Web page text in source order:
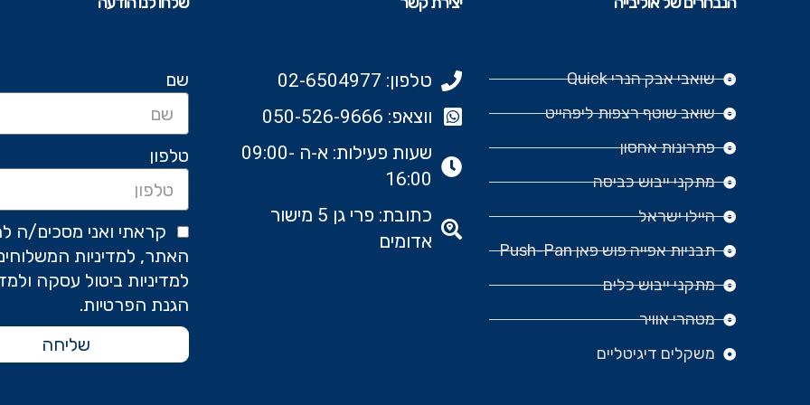
שואבי אבק הנרי Quick
שואב שוטף רצפות ליפהייט
פתרונות אחסון
מתקני ייבוש כביסה
היילו ישראל
תבניות אפייה פוש פאן Push-Pan
מתקני ייבוש כלים
מטהרי אוויר
משקלים דיגיטליים
טלפון: 02-6504977
ווצאפ: 050-526-9666‬
שעות פעילות: א-ה 09:00-
16:00
כתובת: פרי גן 5 מישור
אדומים
שם
טלפון
קראתי ואני מסכים/ה
האתר, למדיניות
למדיניות ביטול עסקה
הגנת הפרטיות.
שליחה